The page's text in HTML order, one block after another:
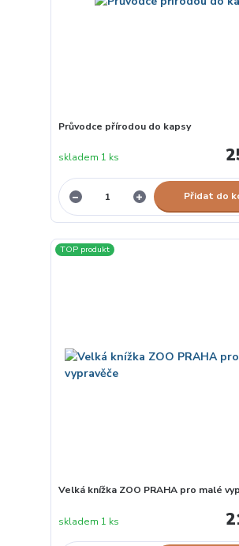
Průvodce přírodou do kapsy
skladem 1 ks
Přidat do
TOP produkt
Velká knížka ZOO PRAHA pro malé
skladem 1 ks